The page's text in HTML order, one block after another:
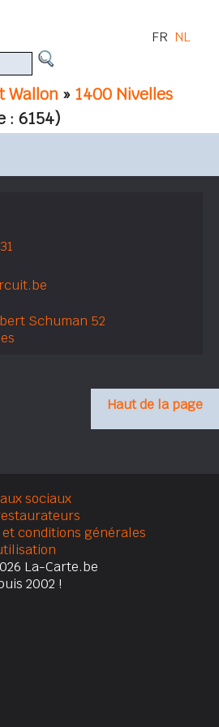
Wallon » 1400 Nivelles
: 6154)
FR NL
Schuman 52
Haut de la page
sociaux
conditions générales
La-Carte.be
2002 !